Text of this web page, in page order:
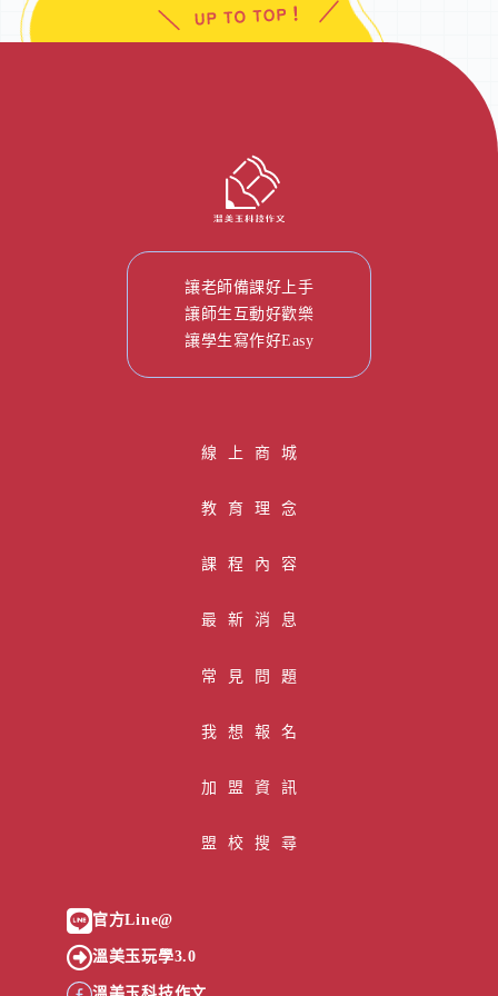
讓老師備課好上手
讓師生互動好歡樂
讓學生寫作好Easy
線 上 商 城
教育理念
課程內容
最新消息
常見問題
我想報名
加盟資訊
盟校搜尋
官方Line@
溫美玉玩學3.0